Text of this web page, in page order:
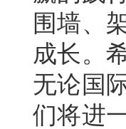
围墙、
成长。
无论国
们将进